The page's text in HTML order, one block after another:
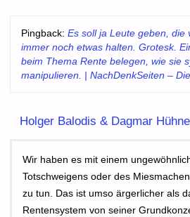
Pingback: Es soll ja Leute geben, die
immer noch etwas halten. Grotesk.
beim Thema Rente belegen, wie sie
manipulieren. | NachDenkSeiten –
Holger Balodis & Dagmar Hühne
Wir haben es mit einem
Totschweigens oder des
zu tun. Das ist umso ärgerlicher als
Rentensystem von seiner